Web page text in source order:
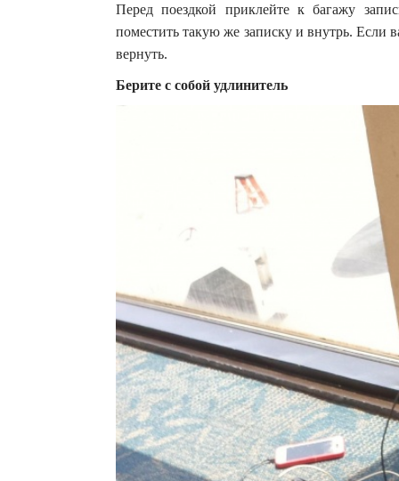
Перед поездкой приклейте к багажу
поместить такую же записку и внутрь. Если
вернуть.
Берите с собой удлинитель